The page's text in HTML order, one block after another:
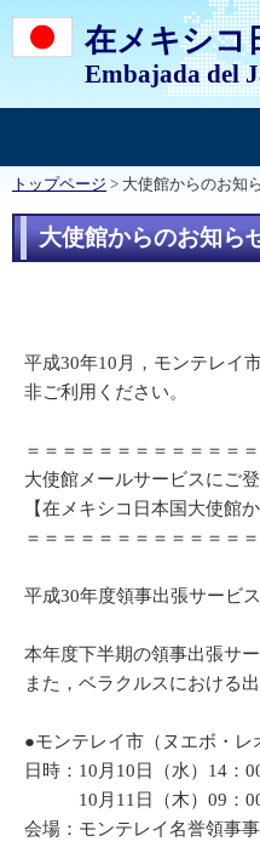
在メキシコ
Embajada del
トップページ > 大使館からのお知
大使館からのお知ら
平成30年10月，モンテレイ
非ご利用ください。
＝＝＝＝＝＝＝＝＝＝＝＝
大使館メールサービスにご
【在メキシコ日本国大使館
＝＝＝＝＝＝＝＝＝＝＝＝
平成30年度領事出張サービ
本年度下半期の領事出張サ
また，ベラクルスにおける
●モンテレイ市（ヌエボ・レ
日時：10月10日（水）14：
10月11日（木）09：00
会場：モンテレイ名誉領事